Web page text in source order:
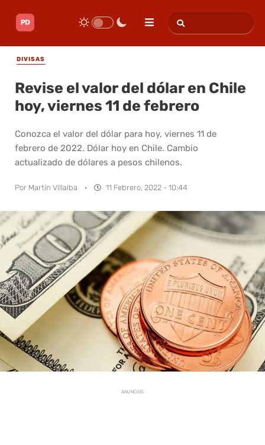
DIVISAS
Revise el valor del dólar en Chile
hoy, viernes 11 de febrero
Conozca el valor del dólar para hoy, viernes 11 de
febrero de 2022. Dólar hoy en Chile. Cambio
actualizado de dólares a pesos chilenos.
Por Martín Villalba · 11 Febrero, 2022 - 10:44
ANUNCIOS